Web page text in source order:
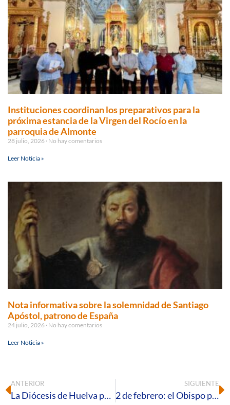
Instituciones coordinan los preparativos para la
próxima estancia de la Virgen del Rocío en la
parroquia de Almonte
28 julio, 2026 No hay comentarios
Leer Noticia »
Nota informativa sobre la solemnidad de Santiago
Apóstol, patrono de España
24 julio, 2026 No hay comentarios
Leer Noticia »
ANTERIOR
La Diócesis de Huelva participa en el lll encuentro andaluz de Pastoral Obrera y del Trabajo
SIGUIENTE
2 de febrero: el Obispo presidirá en la Santa Iglesia Catedral la celebración de la Jornada de la Vida Consagrada